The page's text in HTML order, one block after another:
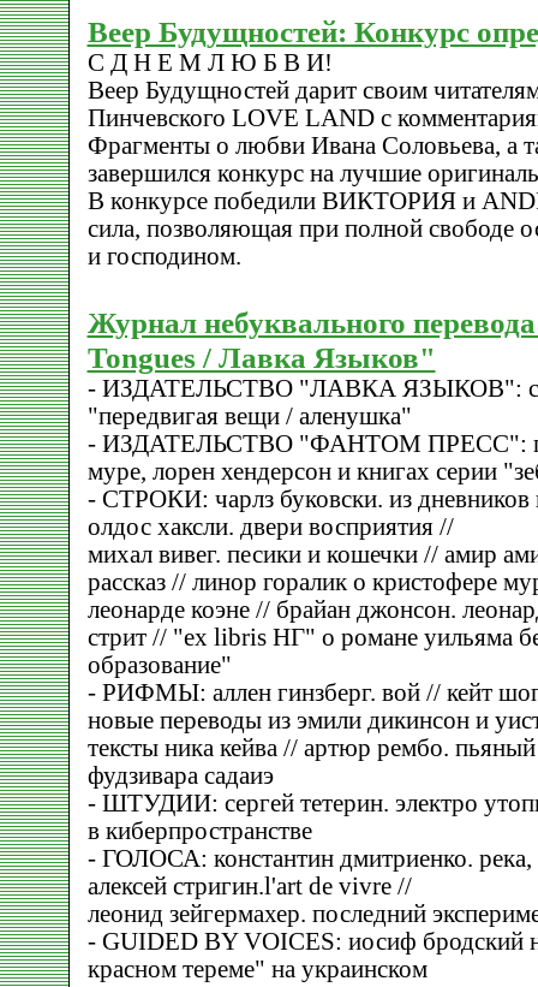
Веер Будущностей: Конкурс
C Д Н Е М Л Ю Б В И!
Веер Будущностей дарит своим
Пинчевского LOVE LAND с
Фрагменты о любви Ивана Соловьева, а
завершился конкурс на лучшие
В конкурсе победили ВИКТОРИЯ и
сила, позволяющая при полной свободе
и господином.
Журнал небуквального
Tongues / Лавка Языков"
- ИЗДАТЕЛЬСТВО "ЛАВКА ЯЗЫКОВ":
"передвигая вещи / аленушка"
- ИЗДАТЕЛЬСТВО "ФАНТОМ ПРЕСС":
муре, лорен хендерсон и книгах серии
- СТРОКИ: чарлз буковски. из дневников
олдос хаксли. двери восприятия //
михал вивег. песики и кошечки // амир
рассказ // линор горалик о кристофере
леонарде коэне // брайан джонсон.
стрит // "еx libris НГ" о романе уильяма
образование"
- РИФМЫ: аллен гинзберг. вой // кейт
новые переводы из эмили дикинсон и
тексты ника кейва // артюр рембо.
фудзивара садаиэ
- ШТУДИИ: сергей тетерин. электро
в киберпространстве
- ГОЛОСА: константин дмитриенко. река,
алексей стригин.l'art de vivre //
леонид зейгермахер. последний
- GUIDED BY VOICES: иосиф бродский
красном тереме" на украинском